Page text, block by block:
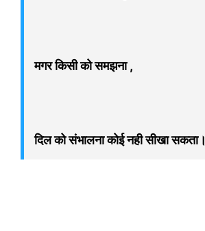
मगर किसी को समझना ,
दिल को संभालना कोई नही सीखा सकता।